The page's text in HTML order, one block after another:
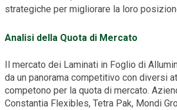
strategiche per migliorare la loro
Analisi della Quota di Mercato
Il mercato dei Laminati in Foglio di
da un panorama competitivo con diversi
competono per la quota di mercato.
Constantia Flexibles, Tetra Pak, Mondi